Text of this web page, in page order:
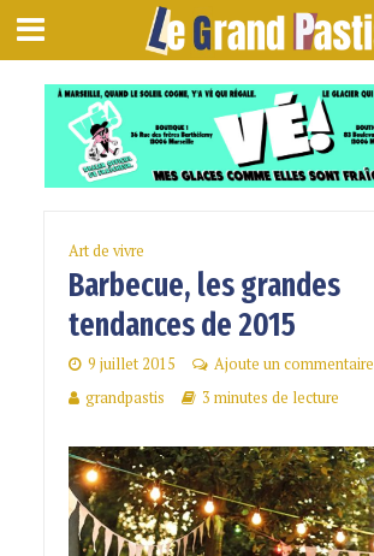
Art de vivre
Barbecue, les grandes
tendances de 2015
9 juillet 2015
Ajoute un commentaire
grandpastis
3 minutes de lecture